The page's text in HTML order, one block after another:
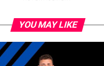
YOU MAY LIKE